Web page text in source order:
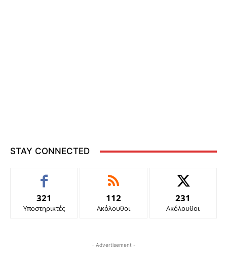
STAY CONNECTED
321
Υποστηρικτές
112
Ακόλουθοι
231
Ακόλουθοι
- Advertisement -